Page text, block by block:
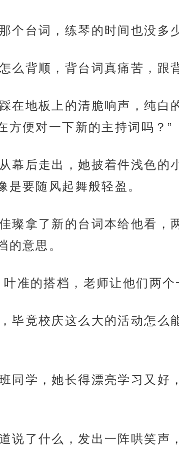
个台词，练琴的时间也没多
么背顺，背台词真痛苦，跟
在地板上的清脆响声，纯白
方便对一下新的主持词吗？”
幕后走出，她披着件浅色的
是要随风起舞般轻盈。
璨拿了新的台词本给他看，
的意思。
准的搭档，老师让他们两个
毕竟校庆这么大的活动怎么
同学，她长得漂亮学习又好
说了什么，发出一阵哄笑声